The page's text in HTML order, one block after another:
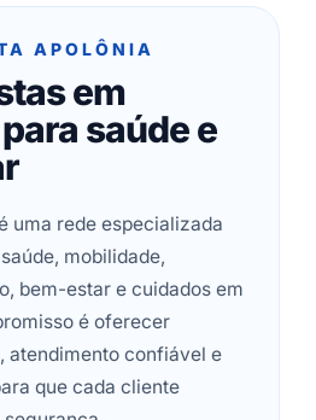
APOLÔNIA
em
saúde e
uma rede especializada
mobilidade,
bem-estar e cuidados em
é oferecer
atendimento confiável e
que cada cliente